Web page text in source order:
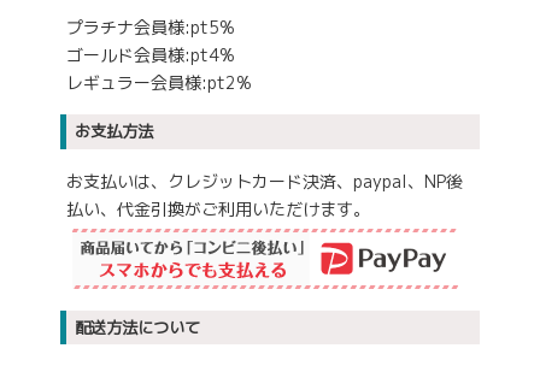
プラチナ会員様:pt5%
ゴールド会員様:pt4%
レギュラー会員様:pt2%
お支払方法
お支払いは、クレジットカード決済、paypal、NP後
払い、代金引換がご利用いただけます。
配送方法について